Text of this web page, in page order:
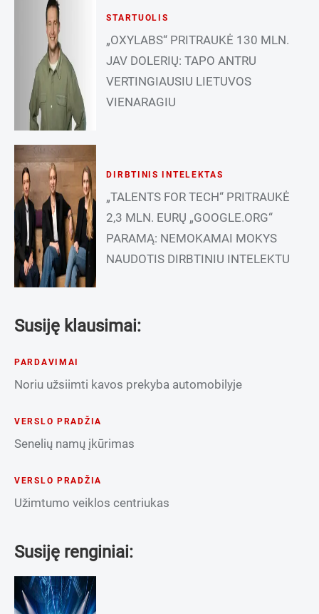
STARTUOLIS
„OXYLABS“ PRITRAUKĖ 130 MLN.
JAV DOLERIŲ: TAPO ANTRU
VERTINGIAUSIU LIETUVOS
VIENARAGIU
DIRBTINIS INTELEKTAS
„TALENTS FOR TECH“ PRITRAUKĖ
2,3 MLN. EURŲ „GOOGLE.ORG“
PARAMĄ: NEMOKAMAI MOKYS
NAUDOTIS DIRBTINIU INTELEKTU
Susiję klausimai:
PARDAVIMAI
Noriu užsiimti kavos prekyba automobilyje
VERSLO PRADŽIA
Senelių namų įkūrimas
VERSLO PRADŽIA
Užimtumo veiklos centriukas
Susiję renginiai: